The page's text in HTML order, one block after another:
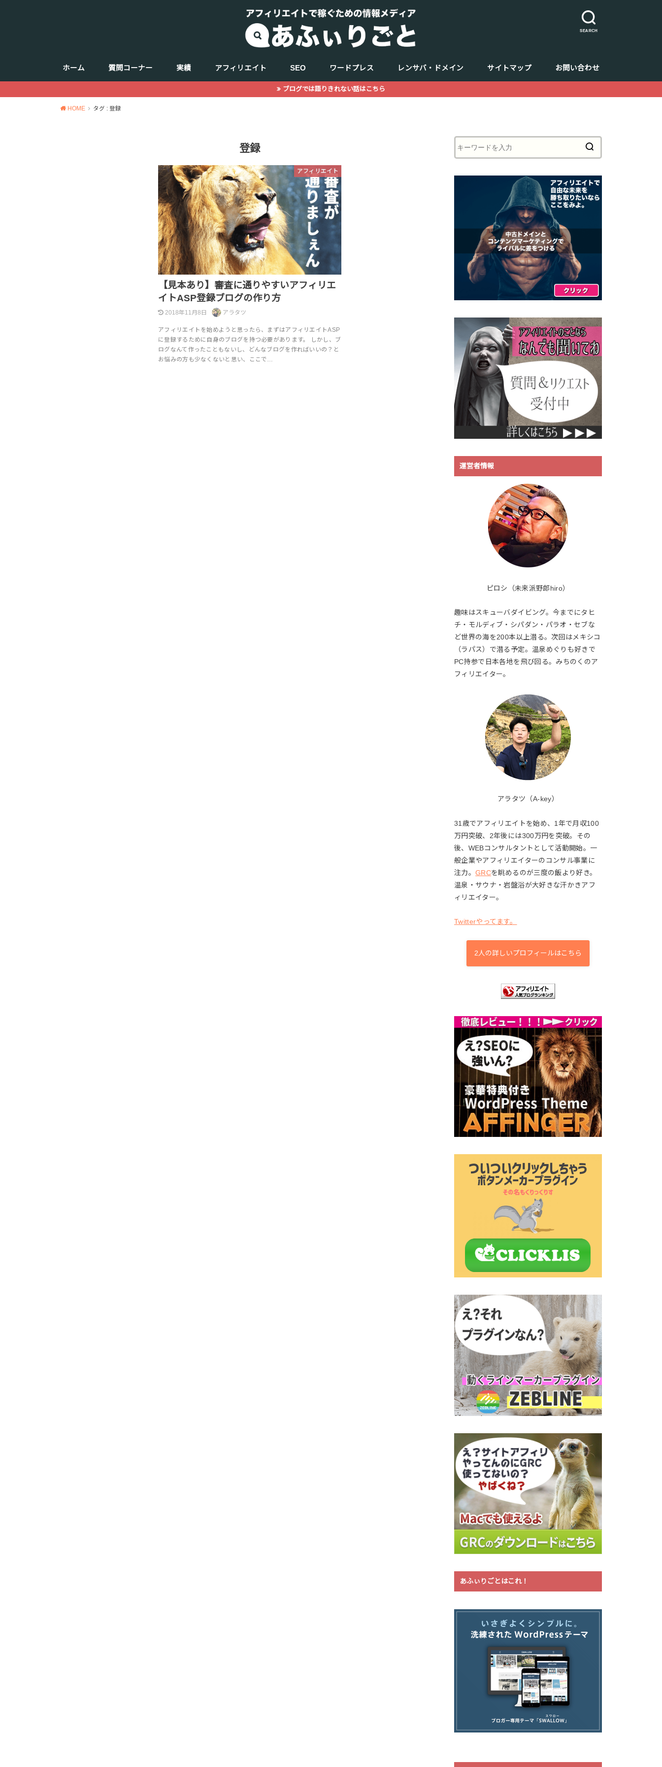
SEARCH
ホーム 質問コーナー 実績 アフィリエイト
商品（ジャンル選定）
SEO
記事の書き方
サーチコンソール
アクセス解析
ワードプレス レンサバ・ドメイン サイトマップ お問い合わせ
ブログでは語りきれない話はこちら
HOME タグ : 登録
登録
アフィリエイト
【見本あり】審査に通りやすいアフィリエ
イトASP登録ブログの作り方
2018年11月8日 アラタツ
アフィリエイトを始めようと思ったら、まずはアフィリエイトASP
に登録するために自身のブログを持つ必要があります。 しかし、ブ
ログなんて作ったこともないし、どんなブログを作ればいいの？と
お悩みの方も少なくないと思い、ここで…
運営者情報
ピロシ（未来派野郎hiro）
趣味はスキューバダイビング。今までにタヒ
チ・モルディブ・シパダン・パラオ・セブな
ど世界の海を200本以上潜る。次回はメキシコ
（ラパス）で潜る予定。温泉めぐりも好きで
PC持参で日本各地を飛び回る。みちのくのア
フィリエイター。
アラタツ（A-key）
31歳でアフィリエイトを始め、1年で月収100
万円突破、2年後には300万円を突破。その
後、WEBコンサルタントとして活動開始。一
般企業やアフィリエイターのコンサル事業に
注力。GRCを眺めるのが三度の飯より好き。
温泉・サウナ・岩盤浴が大好きな汗かきアフ
ィリエイター。
Twitterやってます。
2人の詳しいプロフィールはこちら
あふぃりごとはこれ！